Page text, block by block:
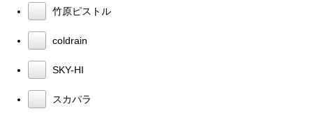
竹原ピストル
coldrain
SKY-HI
スカパラ